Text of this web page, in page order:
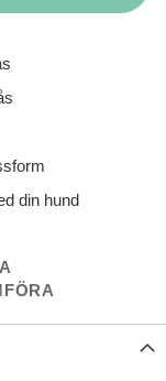
din hund